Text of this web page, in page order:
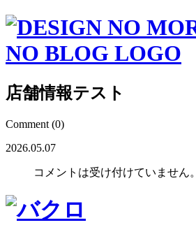
店舗情報テスト
Comment (0)
2026.05.07
コメントは受け付けていません。